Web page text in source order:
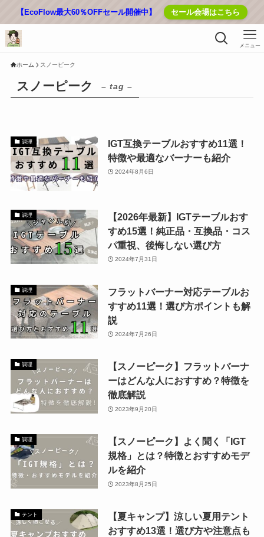
【EcoFlow最大60％OFFセール開催中】 セール会場はこちら
メニュー
ホーム スノーピーク
スノーピーク – tag –
調理
IGT互換テーブルおすすめ11選！
特徴や最適なバーナーも紹介
2024年8月6日
調理
【2026年最新】IGTテーブルおす
すめ15選！純正品・互換品・コス
パ重視、後悔しない選び方
2024年7月31日
調理
フラットバーナー対応テーブルお
すすめ11選！選び方ポイントも解
説
2024年7月26日
調理
【スノーピーク】フラットバーナ
ーはどんな人におすすめ？特徴を
徹底解説
2023年9月20日
調理
【スノーピーク】よく聞く「IGT
規格」とは？特徴とおすすめモデ
ルを紹介
2023年8月25日
テント
【夏キャンプ】涼しい夏用テント
おすすめ13選！選び方や注意点も